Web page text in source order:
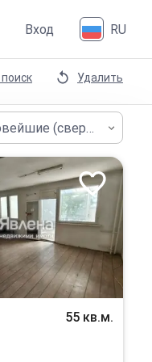
Вход RU
Удалить
Новейшие (сверху)
55 кв.м.